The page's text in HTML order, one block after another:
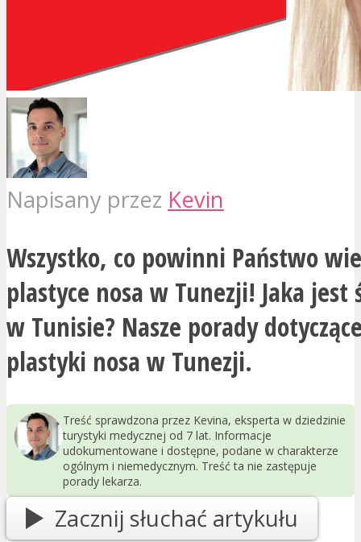
Napisany przez Kevin
Wszystko, co powinni Państwo
plastyce nosa w Tunezji! Jaka jest
w Tunisie? Nasze porady
plastyki nosa w Tunezji.
Treść sprawdzona przez Kevina, eksperta w dziedzinie
turystyki medycznej od 7 lat. Informacje
udokumentowane i dostępne, podane w charakterze
ogólnym i niemedycznym. Treść ta nie zastępuje
porady lekarza.
Zacznij słuchać artykułu